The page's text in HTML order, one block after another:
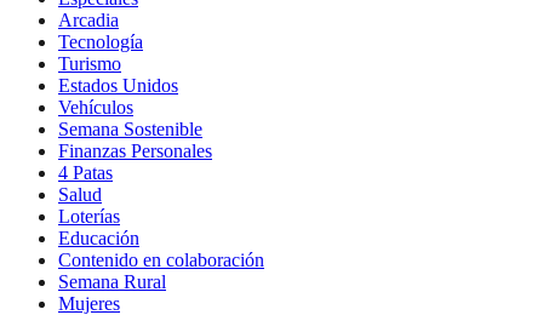
Arcadia
Tecnología
Turismo
Estados Unidos
Vehículos
Semana Sostenible
Finanzas Personales
4 Patas
Salud
Loterías
Educación
Contenido en colaboración
Semana Rural
Mujeres